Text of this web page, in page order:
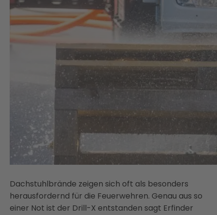
Dachstuhlbrände zeigen sich oft als besonders
herausfordernd für die Feuerwehren. Genau aus so
einer Not ist der Drill-X entstanden sagt Erfinder